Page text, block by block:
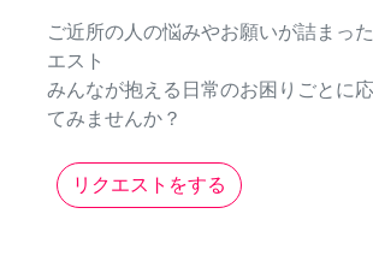
ご近所の人の悩みやお願いが詰まっ
エスト
みんなが抱える日常のお困りごとに
てみませんか？
リクエストをする